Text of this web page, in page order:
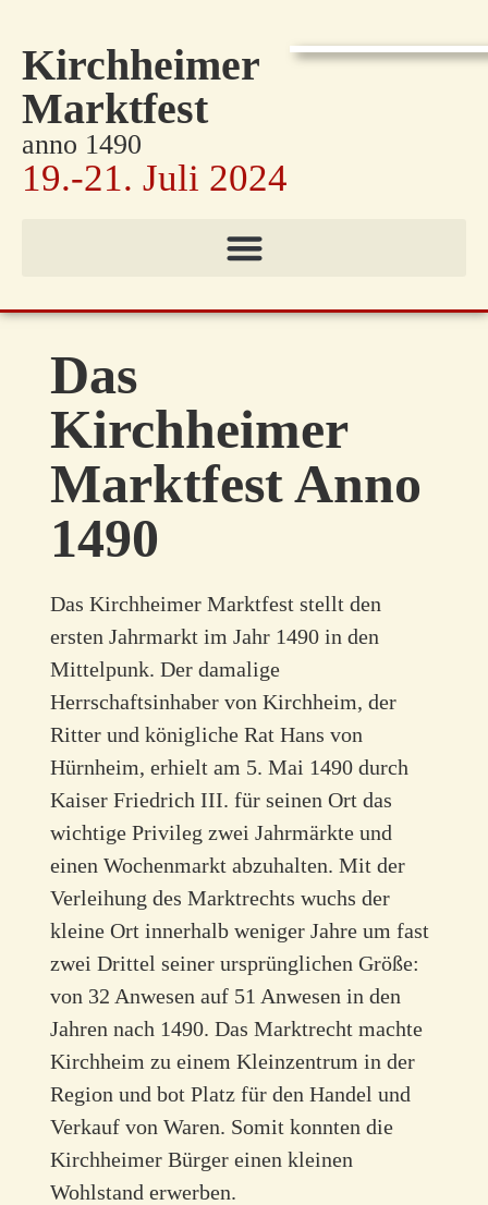
Kirchheimer
Marktfest
anno 1490
19.-21. Juli 2024
Das
Kirchheimer
Marktfest Anno
1490
Das Kirchheimer Marktfest stellt den
ersten Jahrmarkt im Jahr 1490 in den
Mittelpunk. Der damalige
Herrschaftsinhaber von Kirchheim, der
Ritter und königliche Rat Hans von
Hürnheim, erhielt am 5. Mai 1490 durch
Kaiser Friedrich III. für seinen Ort das
wichtige Privileg zwei Jahrmärkte und
einen Wochenmarkt abzuhalten. Mit der
Verleihung des Marktrechts wuchs der
kleine Ort innerhalb weniger Jahre um fast
zwei Drittel seiner ursprünglichen Größe:
von 32 Anwesen auf 51 Anwesen in den
Jahren nach 1490. Das Marktrecht machte
Kirchheim zu einem Kleinzentrum in der
Region und bot Platz für den Handel und
Verkauf von Waren. Somit konnten die
Kirchheimer Bürger einen kleinen
Wohlstand erwerben.